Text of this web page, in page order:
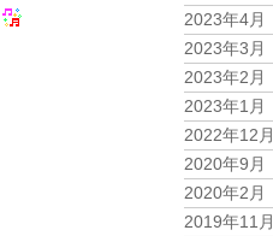
2023年4月
2023年3月
2023年2月
2023年1月
2022年12月
2020年9月
2020年2月
2019年11月